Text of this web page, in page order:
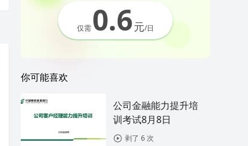
仅需0.6元/日
你可能喜欢
公司金融能力提升培
训考试8月8日
剥了 6 次